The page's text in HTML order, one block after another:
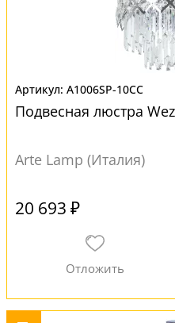
A1006SP-10CC
Подвесная люстра
Arte Lamp (Италия)
20 693 ₽